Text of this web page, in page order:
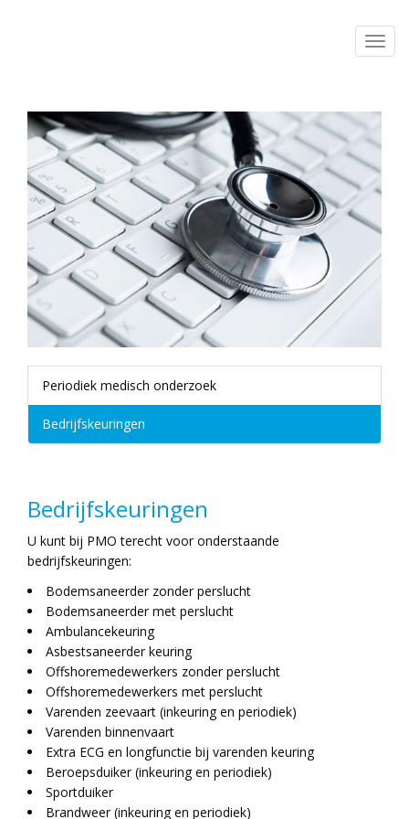
Periodiek medisch onderzoek
Bedrijfskeuringen
Bedrijfskeuringen
U kunt bij PMO terecht voor onderstaande
bedrijfskeuringen:
Bodemsaneerder zonder perslucht
Bodemsaneerder met perslucht
Ambulancekeuring
Asbestsaneerder keuring
Offshoremedewerkers zonder perslucht
Offshoremedewerkers met perslucht
Varenden zeevaart (inkeuring en periodiek)
Varenden binnenvaart
Extra ECG en longfunctie bij varenden keuring
Beroepsduiker (inkeuring en periodiek)
Sportduiker
Brandweer (inkeuring en periodiek)